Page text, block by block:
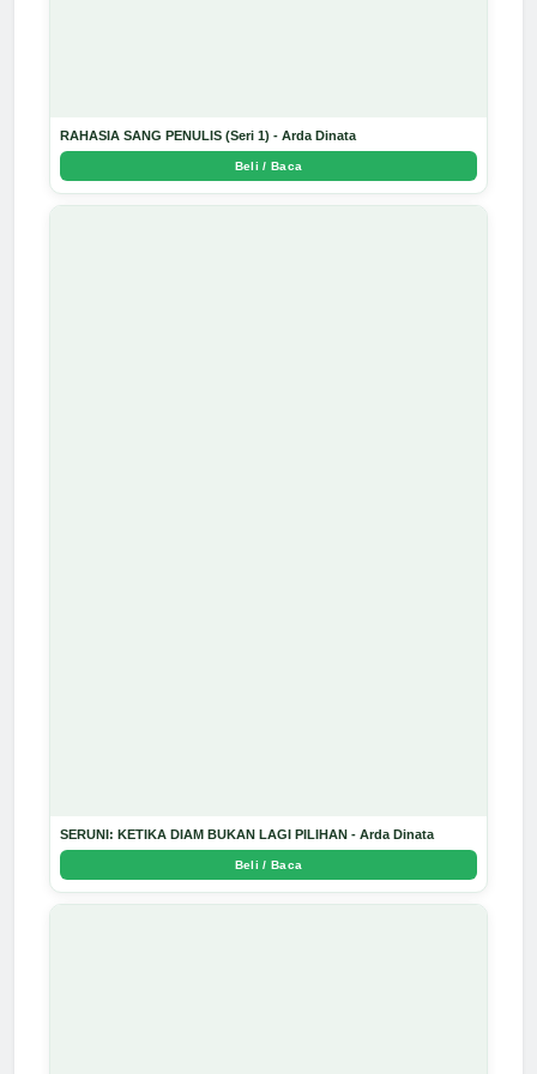
RAHASIA SANG PENULIS (Seri 1) - Arda Dinata
Beli / Baca
SERUNI: KETIKA DIAM BUKAN LAGI PILIHAN - Arda Dinata
Beli / Baca